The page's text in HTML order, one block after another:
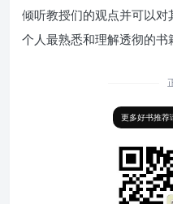
倾听教授们的观点并可以
个人最熟悉和理解透彻的书
更多好书推荐